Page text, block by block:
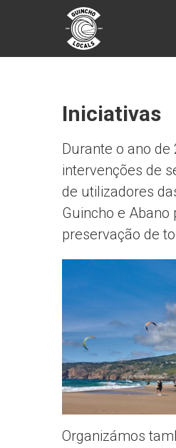
GUINCHO
LOCALS
Iniciativas
Durante o ano
intervenções de
de utilizadores
Guincho e Abano
preservação de
Organizámos